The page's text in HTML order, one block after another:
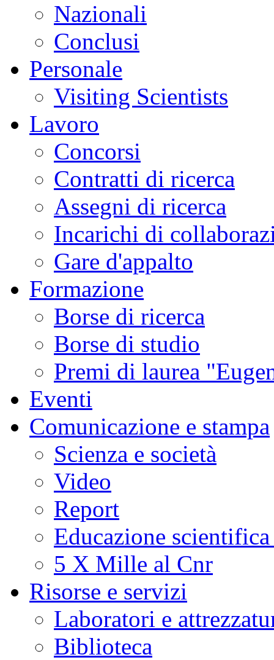
Nazionali
Conclusi
Personale
Visiting Scientists
Lavoro
Concorsi
Contratti di ricerca
Assegni di ricerca
Incarichi di
Gare d'appalto
Formazione
Borse di ricerca
Borse di studio
Premi di laurea
Eventi
Comunicazione e stampa
Scienza e società
Video
Report
Educazione
5 X Mille al Cnr
Risorse e servizi
Laboratori e
Biblioteca